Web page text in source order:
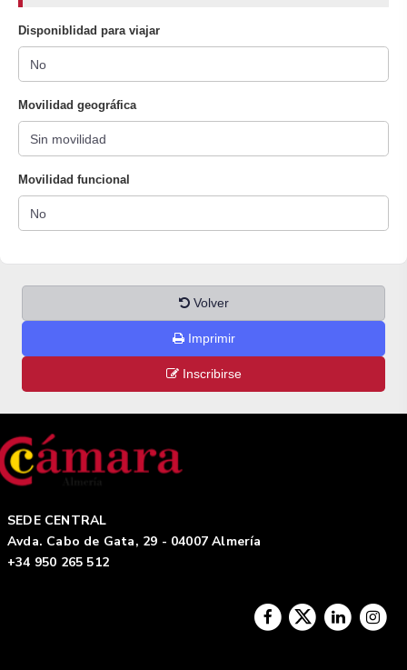
Disponiblidad para viajar
Movilidad geográfica
Movilidad funcional
Volver
Imprimir
Inscribirse
SEDE CENTRAL
Avda. Cabo de Gata, 29 - 04007 Almería
+34 950 265 512